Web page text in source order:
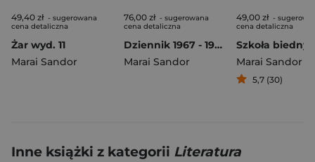
49,40 zł - sugerowana
cena detaliczna
Żar wyd. 11
Marai Sandor
76,00 zł - sugerowana
cena detaliczna
Dziennik 1967 - 1976 wyd. 2
Marai Sandor
49,00 zł -
cena detaliczna
Szkoła
Marai Sandor
5,7 (30)
Inne książki z kategorii Literatura